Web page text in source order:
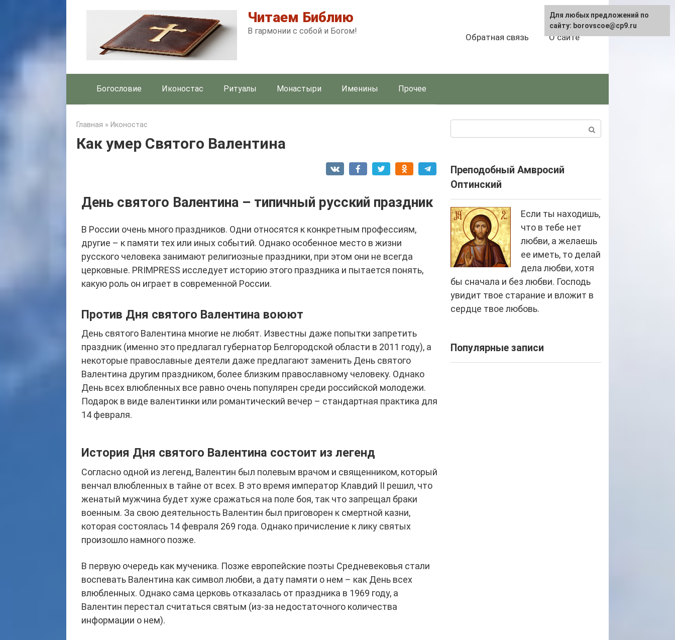
Читаем Библию
В гармонии с собой и Богом!
Обратная связь О сайте
Богословие Иконостас Ритуалы Монастыри Именины Прочее
Главная » Иконостас
Как умер Святого Валентина
День святого Валентина – типичный русский праздник
В России очень много праздников. Одни относятся к конкретным профессиям,
другие – к памяти тех или иных событий. Однако особенное место в жизни
русского человека занимают религиозные праздники, при этом они не всегда
церковные. PRIMPRESS исследует историю этого праздника и пытается понять,
какую роль он играет в современной России.
Против Дня святого Валентина воюют
День святого Валентина многие не любят. Известны даже попытки запретить
праздник (именно это предлагал губернатор Белгородской области в 2011 году), а
некоторые православные деятели даже предлагают заменить День святого
Валентина другим праздником, более близким православному человеку. Однако
День всех влюбленных все равно очень популярен среди российской молодежи.
Подарок в виде валентинки или романтический вечер – стандартная практика для
14 февраля.
История Дня святого Валентина состоит из легенд
Согласно одной из легенд, Валентин был полевым врачом и священником, который
венчал влюбленных в тайне от всех. В это время император Клавдий II решил, что
женатый мужчина будет хуже сражаться на поле боя, так что запрещал браки
военным. За свою деятельность Валентин был приговорен к смертной казни,
которая состоялась 14 февраля 269 года. Однако причисление к лику святых
произошло намного позже.
В первую очередь как мученика. Позже европейские поэты Средневековья стали
воспевать Валентина как символ любви, а дату памяти о нем – как День всех
влюбленных. Однако сама церковь отказалась от праздника в 1969 году, а
Валентин перестал считаться святым (из-за недостаточного количества
информации о нем).
Преподобный Амвросий
Оптинский
Если ты находишь,
что в тебе нет
любви, а желаешь
ее иметь, то делай
дела любви, хотя
бы сначала и без любви. Господь
увидит твое старание и вложит в
сердце твое любовь.
Популярные записи
Для любых предложений по
сайту: borovscoe@cp9.ru